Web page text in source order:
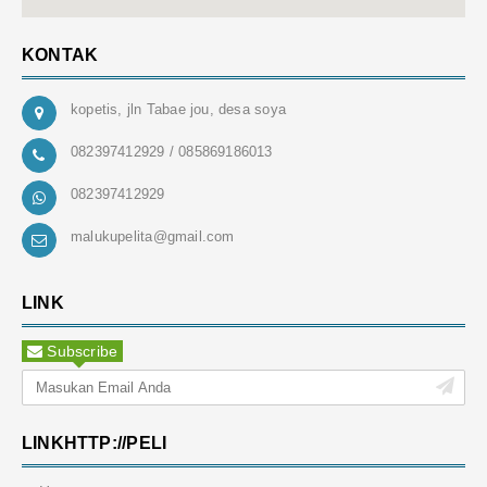
KONTAK
kopetis, jln Tabae jou, desa soya
082397412929 / 085869186013
082397412929
malukupelita@gmail.com
LINK
Subscribe
LINKHTTP://PELI